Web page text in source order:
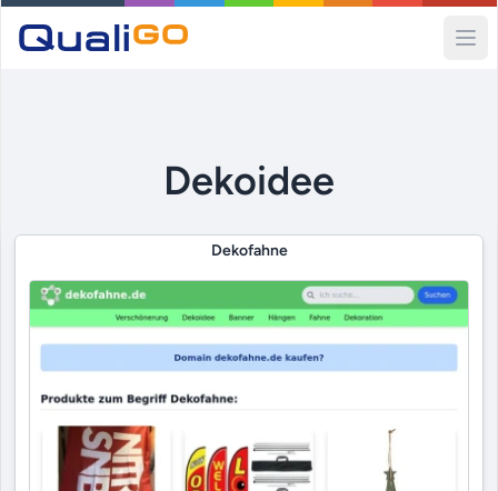
Dekoidee
Dekofahne